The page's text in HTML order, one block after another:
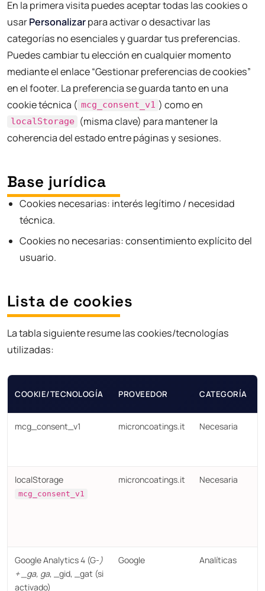
En la primera visita puedes aceptar todas las cookies o
usarPersonalizarpara activar o desactivar las
categorías no esenciales y guardar tus preferencias.
Puedes cambiar tu elección en cualquier momento
mediante el enlace “Gestionar preferencias de cookies”
en el footer. La preferencia se guarda tanto en una
cookie técnica ( mcg_consent_v1 ) como en
localStorage (misma clave) para mantener la
coherencia del estado entre páginas y sesiones.
Base jurídica
Cookies necesarias: interés legítimo / necesidad
técnica.
Cookies no necesarias: consentimiento explícito del
usuario.
Lista de cookies
La tabla siguiente resume las cookies/tecnologías
utilizadas:
COOKIE/TECNOLOGÍA PROVEEDOR CATEGORÍA
mcg_consent_v1 microncoatings.it Necesaria
localStorage
mcg_consent_v1
microncoatings.it Necesaria
Google Analytics 4 (G-)
+ _ga, ga, _gid, _gat (si
activado)
Google Analíticas